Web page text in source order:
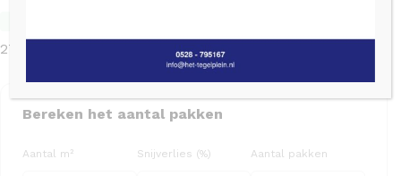
27 op voorraad
Bereken het aantal pakken
Aantal m² Snijverlies (%) Aantal pakken